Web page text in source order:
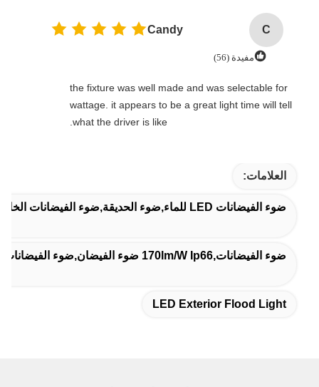
C
Candy
مفيدة (56)
the fixture was well made and was selectable for
wattage. it appears to be a great light time will tell
what the driver is like.
العلامات:
ضوء الفيضانات LED للماء,ضوء الحديقة,ضوء الفيضانات الخارجي
ضوء الفيضانات,170lm/w Ip66 ضوء الفيضان,ضوء الفيضانات الموجّه بـ 600 واط 170lm/w
LED Exterior Flood Light